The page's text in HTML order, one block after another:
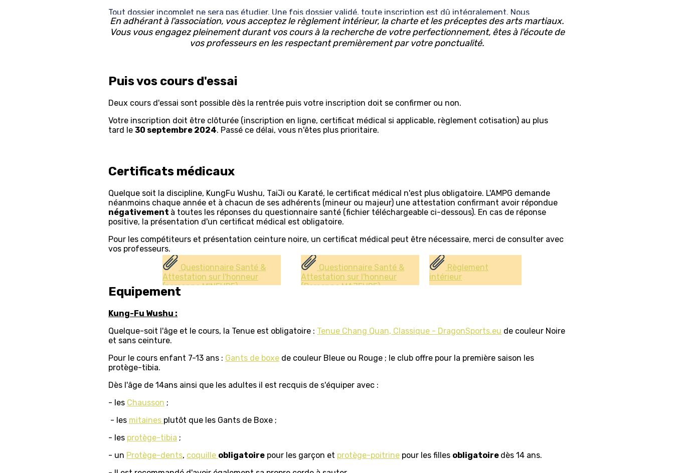
Tout dossier incomplet ne sera pas étudier. Une fois dossier validé, toute inscription est dû intégralement. Nous
proposons différents modes de paiements et acceptons la plupart des chèques régions, départementaux, etc.
En adhérant à l'association, vous acceptez le règlement intérieur, la charte et les préceptes des arts martiaux.
Vous vous engagez pleinement durant vos cours à la recherche de votre perfectionnement, êtes à l'écoute de
vos professeurs en les respectant premièrement par votre ponctualité.
Puis vos cours d'essai
Deux cours d'essai sont possible dès la rentrée puis votre inscription doit se confirmer ou non.
Votre inscription doit être clôturée (inscription en ligne, certificat médical si applicable, règlement cotisation) au plus
tard le 30 septembre 2024. Passé ce délai, vous n'êtes plus prioritaire.
Certificats médicaux
Quelque soit la discipline, KungFu Wushu, TaiJi ou Karaté, le certificat médical n'est plus obligatoire. L'AMPG demande
néanmoins chaque année et à chacun de ses adhérents (mineur ou majeur) une attestation confirmant avoir répondue
négativement à toutes les réponses du questionnaire santé (fichier téléchargeable ci-dessous). En cas de réponse
positive, la présentation d'un certificat médical est obligatoire.
Pour les compétiteurs et présentation ceinture noire, un certificat médical peut être nécessaire, merci de consulter avec
vos professeurs.
Questionnaire Santé &
Attestation sur l'honneur
(personne MINEURE)
Questionnaire Santé &
Attestation sur l'honneur
(Personne MAJEURE)
Règlement
intérieur
Equipement
Kung-Fu Wushu :
Quelque-soit l'âge et le cours, la Tenue est obligatoire : Tenue Chang Quan, Classique - DragonSports.eu de couleur Noire
et sans ceinture.
Pour le cours enfant 7-13 ans : Gants de boxe de couleur Bleue ou Rouge ; le club offre pour la première saison les
protège-tibia.
Dès l'âge de 14ans ainsi que les adultes il est recquis de s'équiper avec :
- les Chausson ;
- les mitaines plutôt que les Gants de Boxe ;
- les protège-tibia ;
- un Protège-dents, coquille obligatoire pour les garçon et protège-poitrine pour les filles obligatoire dès 14 ans.